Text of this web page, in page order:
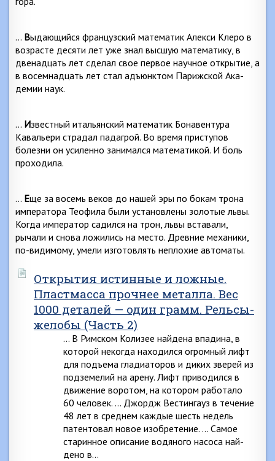
… Выдающийся французский математик Алекси Клеро в
возрасте десяти лет уже знал высшую математику, в
двенадцать лет сделал свое первое научное открытие, а
в восемнадцать лет стал адъюнктом Парижской Ака­
демии наук.
… Известный итальянский математик Бонавентура
Кавальери страдал падагрой. Во время приступов
болезни он усиленно занимался математикой. И боль
прохо­дила.
… Еще за восемь веков до нашей эры по бокам тро­на
императора Теофила были установлены золотые львы.
Когда император садился на трон, львы встава­ли,
рычали и снова ложились на место. Древние меха­ники,
по-видимому, умели изготовлять неплохие авто­маты.
Открытия истинные и ложные.
Пластмасса прочнее металла. Вес
1000 деталей — один грамм. Рельсы-
желобы (Часть 2)
… В Римском Колизее найдена впадина, в
которой некогда находился огромный лифт
для подъема гла­диаторов и диких зверей из
подземелий на арену. Лифт приводился в
движение воротом, на котором ра­ботало
60 человек. … Джордж Вестингауз в течение
48 лет в среднем каждые шесть недель
патентовал новое изобретение. … Самое
старинное описание водяного насоса най­
дено в…